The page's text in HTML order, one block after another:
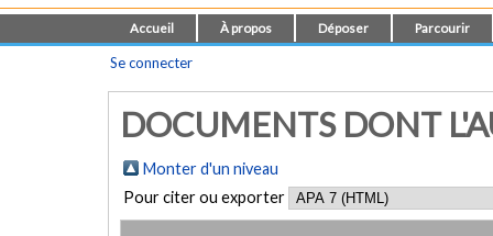
Accueil À propos Déposer Parcourir
Se connecter
DOCUMENTS DONT
Monter d'un niveau
Pour citer ou exporter